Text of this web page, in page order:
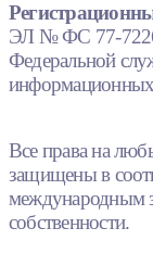
ЭЛ № ФС 77-
Федеральной
Все права на
защищены в
международным
собственности.